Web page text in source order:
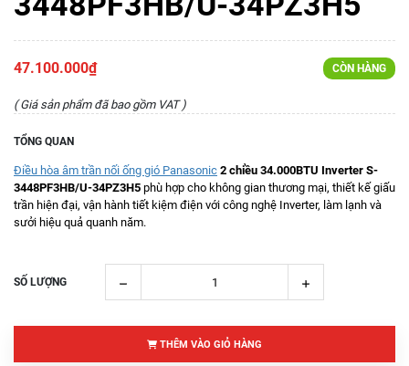
47.100.000₫ CÒN HÀNG
( Giá sản phẩm đã bao gồm VAT )
TỔNG QUAN
Điều hòa âm trần nối ống gió Panasonic 2 chiều 34.000BTU Inverter S-
3448PF3HB/U-34PZ3H5 phù hợp cho không gian thương mại, thiết kế giấu
trần hiện đại, vận hành tiết kiệm điện với công nghệ Inverter, làm lạnh và
sưởi hiệu quả quanh năm.
SỐ LƯỢNG
THÊM VÀO GIỎ HÀNG